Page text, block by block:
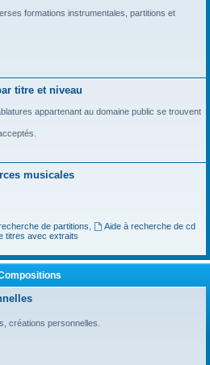
formations instrumentales, partitions et
titre et niveau
appartenant au domaine public se trouvent
musicales
de partitions
Aide à recherche de cd
titres avec extraits
créations personnelles.